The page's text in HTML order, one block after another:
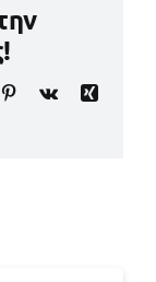
Pinterest
Vk
Xing